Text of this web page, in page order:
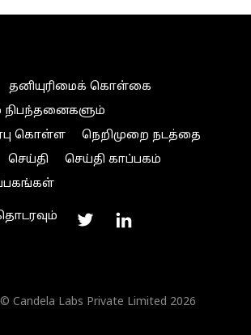
தனியுரிமைக் கொள்கை
நிபந்தனைகளும்
கொள்ள
நெறிமுறை நடத்தை
செய்தி
செய்தி காப்பகம்
Candela Labs Private Limited 2026